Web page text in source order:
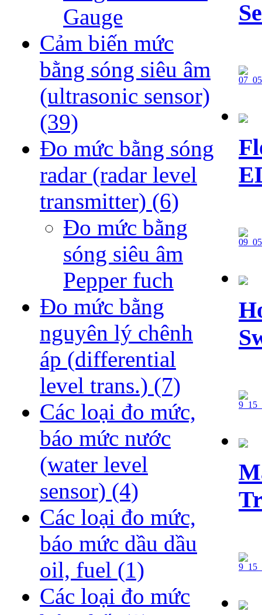
Gauge
Cảm biến mức
bằng sóng siêu âm
(ultrasonic sensor)
(39)
Đo mức bằng sóng
radar (radar level
transmitter) (6)
Đo mức bằng
sóng siêu âm
Pepper fuch
Đo mức bằng
nguyên lý chênh
áp (differential
level trans.) (7)
Các loại đo mức,
báo mức nước
(water level
sensor) (4)
Các loại đo mức,
báo mức dầu dầu
oil, fuel (1)
Các loại đo mức